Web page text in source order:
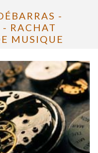
-
- RACHAT
MUSIQUE